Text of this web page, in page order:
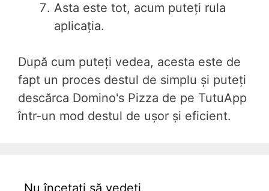
Asta este tot, acum puteți rula
aplicația.
După cum puteți vedea, acesta este de
fapt un proces destul de simplu și puteți
descărca Domino's Pizza de pe TutuApp
într-un mod destul de ușor și eficient.
Nu încetați să vedeți